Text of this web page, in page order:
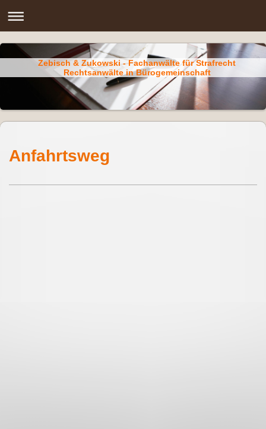
Zebisch & Zukowski - Fachanwälte für Strafrecht
Rechtsanwälte in Bürogemeinschaft
Anfahrtsweg